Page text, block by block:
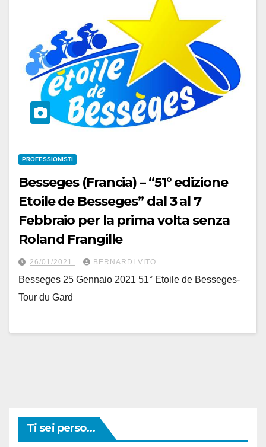
PROFESSIONISTI
Besseges (Francia) – “51° edizione
Etoile de Besseges” dal 3 al 7
Febbraio per la prima volta senza
Roland Frangille
26/01/2021 BERNARDI VITO
Besseges 25 Gennaio 2021 51° Etoile de Besseges-
Tour du Gard
Ti sei perso...